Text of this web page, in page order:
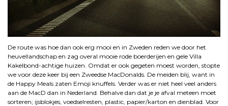
De route was hoe dan ook erg mooi en in Zweden reden we door het
heuvellandschap en zag overal mooie rode boerderijen en gele Villa
Kakelbond-achtige huizen. Omdat er ook gegeten moest worden, stopte
we voor deze keer bij een Zweedse MacDonalds. De meiden blij, want in
de Happy Meals zaten Emoji knuffels. Verder was er niet heel veel anders
aan de MacD dan in Nederland. Behalve dan dat je je afval meteen moet
sorteren; ijsblokjes, voedselresten, plastic, papier/karton en dienblad. Voor